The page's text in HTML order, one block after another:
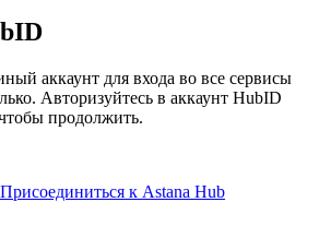
аккаунт для входа во все сервисы
Авторизуйтесь в аккаунт HubID
продолжить.
Присоединиться к Astana Hub